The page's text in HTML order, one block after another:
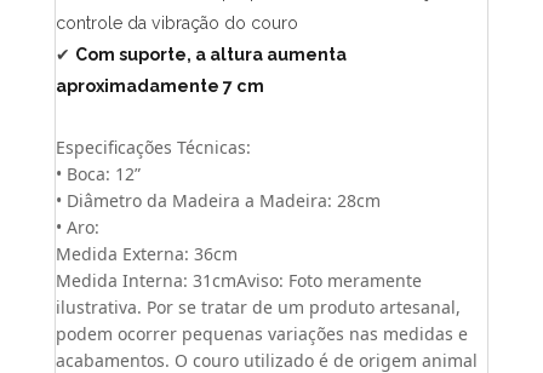
controle da vibração do couro
✔ Com suporte, a altura aumenta
aproximadamente 7 cm
Especificações Técnicas:
• Boca: 12”
• Diâmetro da Madeira a Madeira: 28cm
• Aro:
Medida Externa: 36cm
Medida Interna: 31cmAviso: Foto meramente
ilustrativa. Por se tratar de um produto artesanal,
podem ocorrer pequenas variações nas medidas e
acabamentos. O couro utilizado é de origem animal